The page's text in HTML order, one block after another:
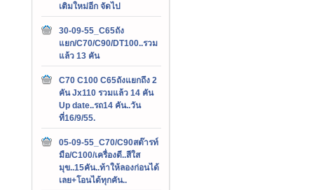
เติมใหม่อีก จัดไป
30-09-55_C65ถัง
แยก/C70/C90/DT100..รวม
แล้ว 13 คัน
C70 C100 C65ถังแยกถึง 2
คัน Jx110 รวมแล้ว 14 คัน
Up date..รถ14 คัน..วัน
ที่16/9/55.
05-09-55_C70/C90สต๊ารท์
มือ/C100/เครื่องดี..สีใส
มุข..15คัน..ท้าให้ลองก่อนได้
เลย+โอนได้ทุกคัน..